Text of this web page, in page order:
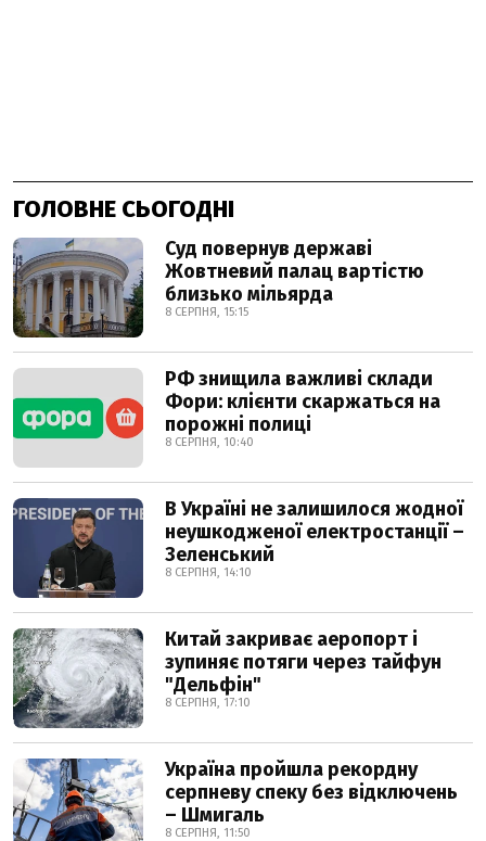
ГОЛОВНЕ СЬОГОДНІ
Суд повернув державі
Жовтневий палац вартістю
близько мільярда
8 СЕРПНЯ, 15:15
РФ знищила важливі склади
Фори: клієнти скаржаться на
порожні полиці
8 СЕРПНЯ, 10:40
В Україні не залишилося жодної
неушкодженої електростанції –
Зеленський
8 СЕРПНЯ, 14:10
Китай закриває аеропорт і
зупиняє потяги через тайфун
"Дельфін"
8 СЕРПНЯ, 17:10
Україна пройшла рекордну
серпневу спеку без відключень
– Шмигаль
8 СЕРПНЯ, 11:50